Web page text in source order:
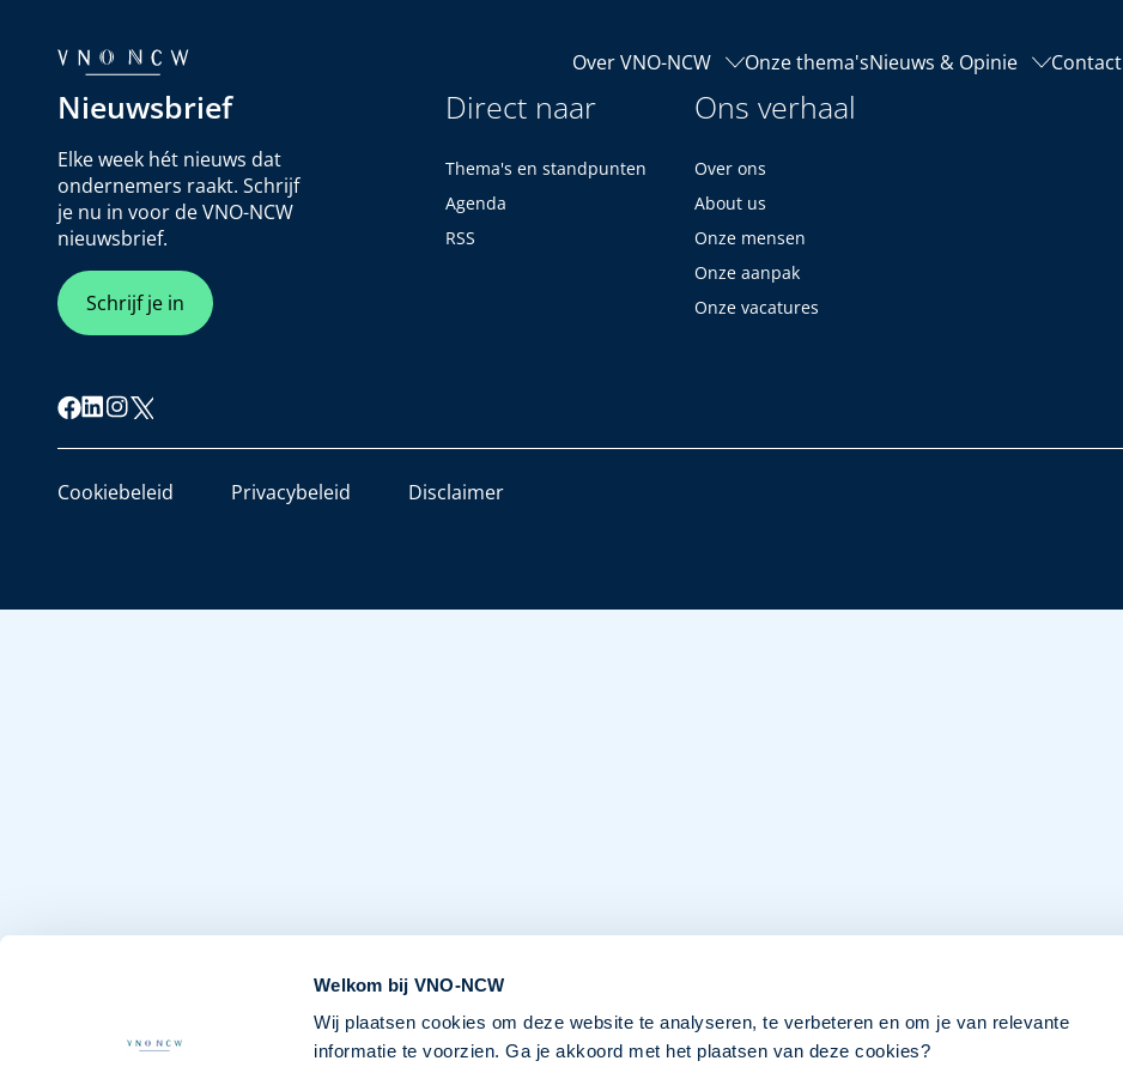
Welkom bij VNO-NCW
Wij plaatsen cookies om deze website te analyseren, te verbeteren en om je van relevante
informatie te voorzien. Ga je akkoord met het plaatsen van deze cookies?
Over VNO-NCW Onze thema'sNieuws & Opinie Contact
Nieuwsbrief
Elke week hét nieuws dat
ondernemers raakt. Schrijf
je nu in voor de VNO-NCW
nieuwsbrief.
Schrijf je in
Direct naar
Thema's en standpunten
Agenda
RSS
Ons verhaal
Over ons
About us
Onze mensen
Onze aanpak
Onze vacatures
Cookiebeleid Privacybeleid Disclaimer